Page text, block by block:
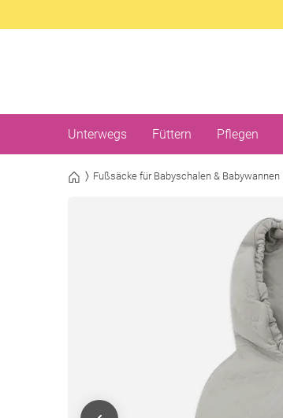
Unterwegs Füttern Pflegen
Fußsäcke für Babyschalen & Babywannen